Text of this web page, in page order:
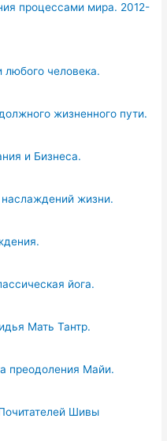
процессами мира. 2012-
человека.
жизненного пути.
и Бизнеса.
жизни.
йога.
Мать Тантр.
преодоления Майи.
Шивы